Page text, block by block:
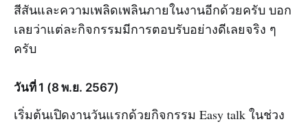
สีสันและความเพลิดเพลินภายในงานอีกด้วยครับ บอก
เลยว่าแต่ละกิจกรรมมีการตอบรับอย่างดีเลยจริง ๆ
ครับ
วันที่ 1 (8 พ.ย. 2567)
เริ่มต้นเปิดงานวันแรกด้วยกิจกรรม Easy talk ในช่วง